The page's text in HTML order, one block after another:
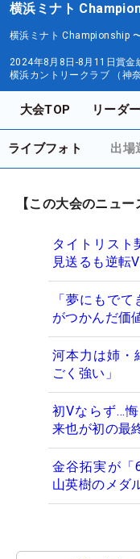
横浜ミナト
横浜ミナト Championship
2024年8月8日-8月11日賞金
横浜カントリークラブ （神奈
大会TOP リーダ
ライブフォト 出場
【この大会のニュー
タイトリスト
見送るも逆転
「夢にもで
がつかんだ価
河本力は姉・
ごく強い」
初Vならず…
来也が初の最
金谷拓実が
山英樹のメダ